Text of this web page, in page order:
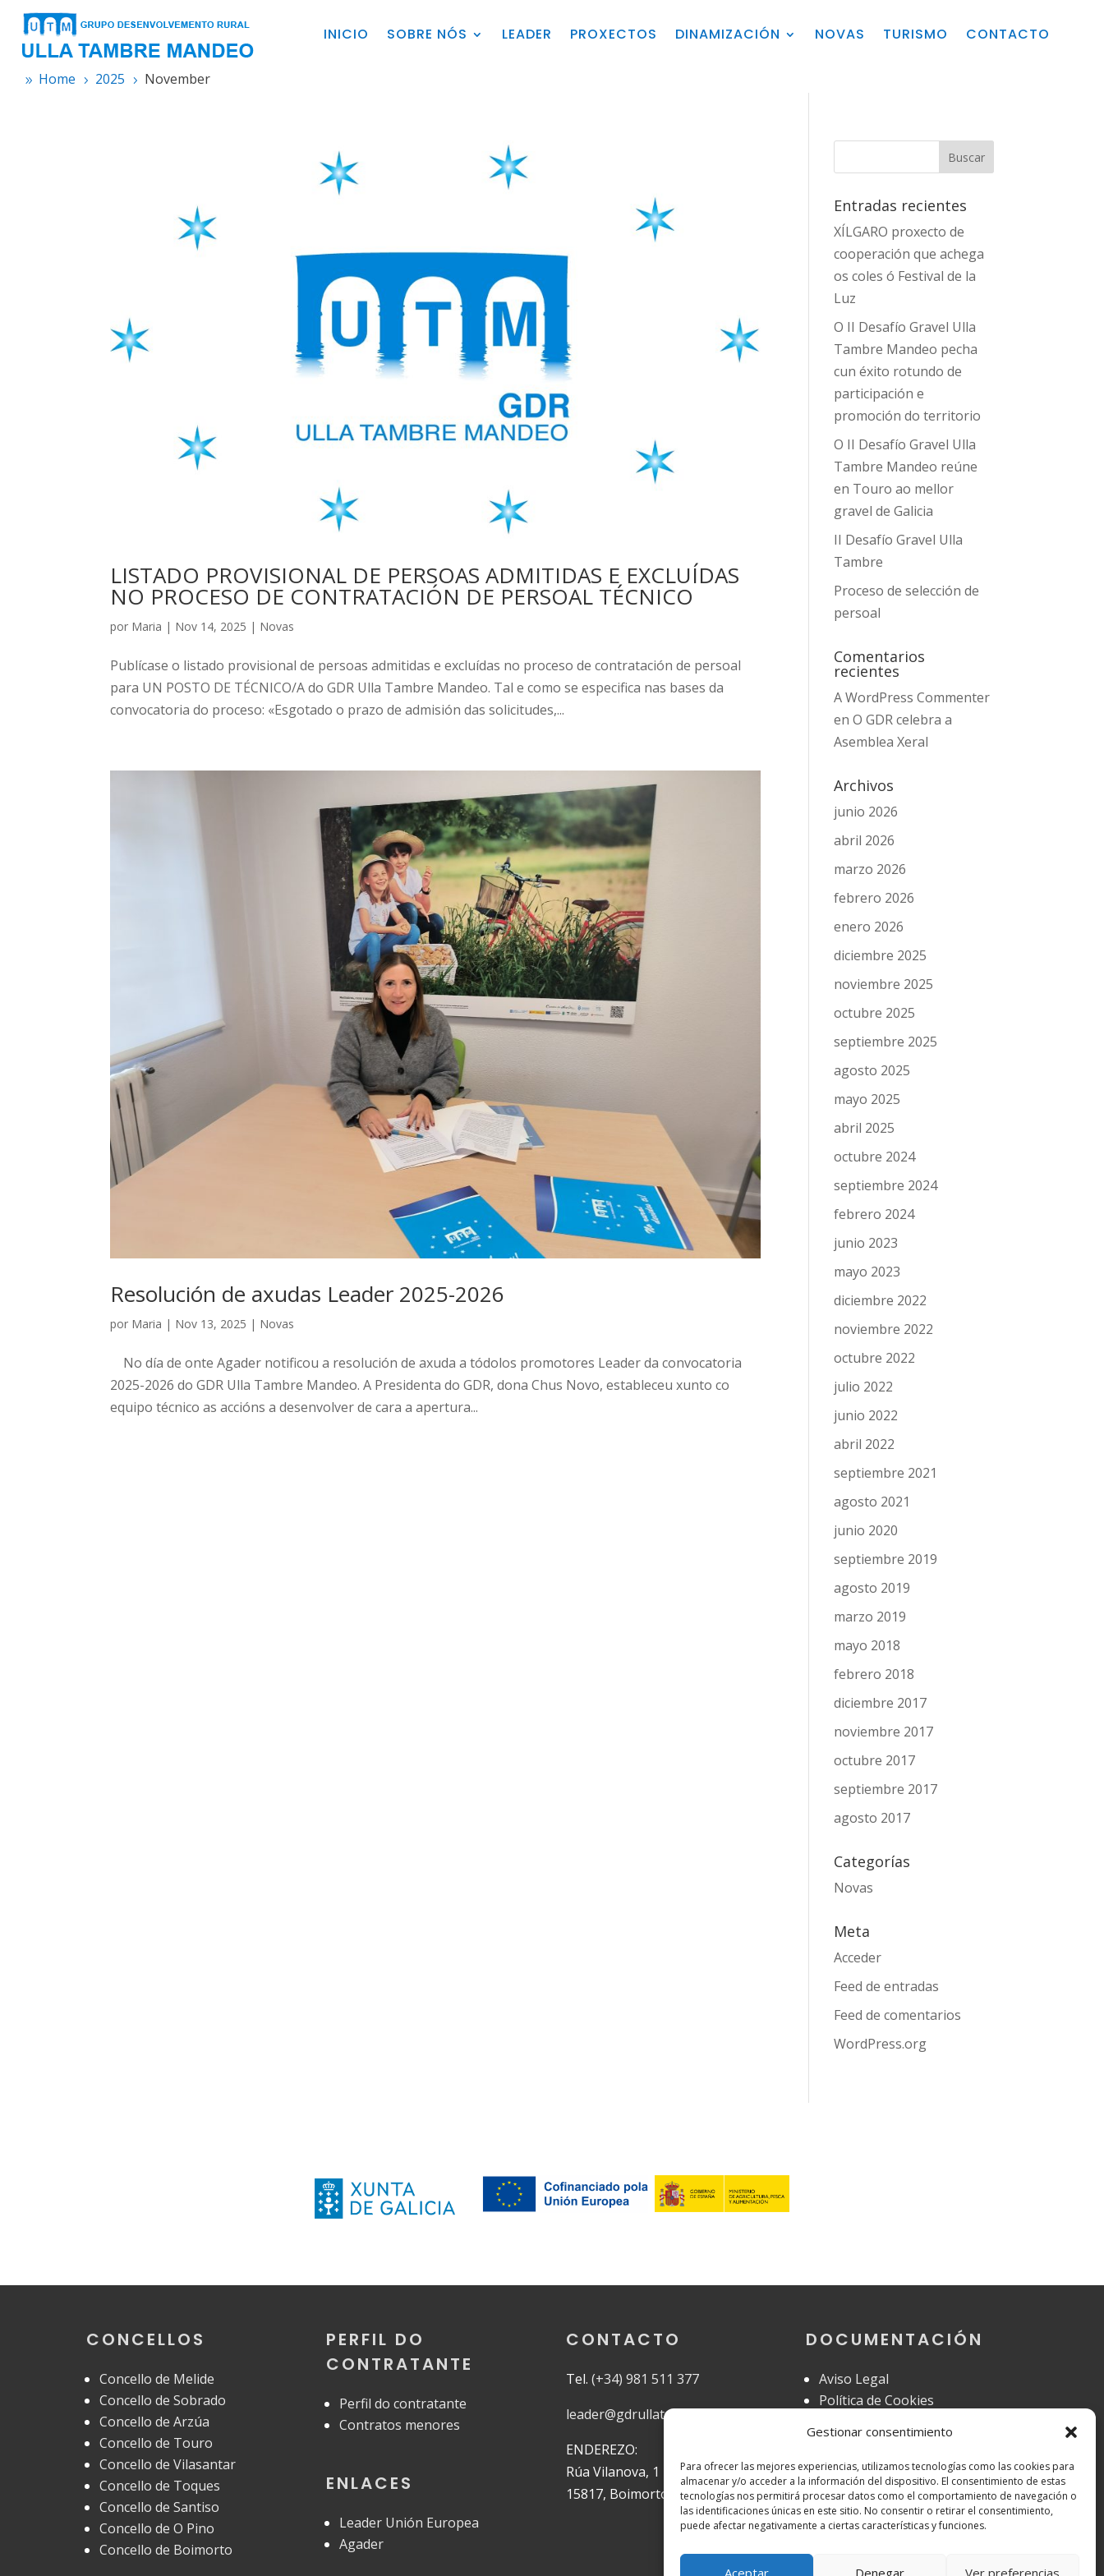
Gestionar consentimiento
Para ofrecer las mejores experiencias, utilizamos tecnologías como las cookies para
almacenar y/o acceder a la información del dispositivo. El consentimiento de estas
tecnologías nos permitirá procesar datos como el comportamiento de navegación o
las identificaciones únicas en este sitio. No consentir o retirar el consentimiento,
puede afectar negativamente a ciertas características y funciones.
Aceptar Denegar Ver preferencias
INICIO SOBRE NÓS LEADER PROXECTOS DINAMIZACIÓN NOVAS TURISMO CONTACTO
9 Home 5 2025 5 November
LISTADO PROVISIONAL DE PERSOAS ADMITIDAS E EXCLUÍDAS
NO PROCESO DE CONTRATACIÓN DE PERSOAL TÉCNICO
por Maria | Nov 14, 2025 | Novas
Publícase o listado provisional de persoas admitidas e excluídas no proceso de contratación de persoal
para UN POSTO DE TÉCNICO/A do GDR Ulla Tambre Mandeo. Tal e como se especifica nas bases da
convocatoria do proceso: «Esgotado o prazo de admisión das solicitudes,...
Resolución de axudas Leader 2025-2026
por Maria | Nov 13, 2025 | Novas
No día de onte Agader notificou a resolución de axuda a tódolos promotores Leader da convocatoria
2025-2026 do GDR Ulla Tambre Mandeo. A Presidenta do GDR, dona Chus Novo, estableceu xunto co
equipo técnico as accións a desenvolver de cara a apertura...
Entradas recientes
XÍLGARO proxecto de
cooperación que achega
os coles ó Festival de la
Luz
O II Desafío Gravel Ulla
Tambre Mandeo pecha
cun éxito rotundo de
participación e
promoción do territorio
O II Desafío Gravel Ulla
Tambre Mandeo reúne
en Touro ao mellor
gravel de Galicia
II Desafío Gravel Ulla
Tambre
Proceso de selección de
persoal
Comentarios
recientes
A WordPress Commenter
enO GDR celebra a
Asemblea Xeral
Archivos
junio 2026
abril 2026
marzo 2026
febrero 2026
enero 2026
diciembre 2025
noviembre 2025
octubre 2025
septiembre 2025
agosto 2025
mayo 2025
abril 2025
octubre 2024
septiembre 2024
febrero 2024
junio 2023
mayo 2023
diciembre 2022
noviembre 2022
octubre 2022
julio 2022
junio 2022
abril 2022
septiembre 2021
agosto 2021
junio 2020
septiembre 2019
agosto 2019
marzo 2019
mayo 2018
febrero 2018
diciembre 2017
noviembre 2017
octubre 2017
septiembre 2017
agosto 2017
Categorías
Novas
Meta
Acceder
Feed de entradas
Feed de comentarios
WordPress.org
CONCELLOS
Concello de Melide
Concello de Sobrado
Concello de Arzúa
Concello de Touro
Concello de Vilasantar
Concello de Toques
Concello de Santiso
Concello de O Pino
Concello de Boimorto
PERFIL DO
CONTRATANTE
Perfil do contratante
Contratos menores
ENLACES
Leader Unión Europea
Agader
CONTACTO
Tel. (+34) 981 511 377
leader@gdrullatambremandeo.gal
ENDEREZO:
Rúa Vilanova, 1
15817, Boimorto, A Coruña
DOCUMENTACIÓN
Aviso Legal
Política de Cookies